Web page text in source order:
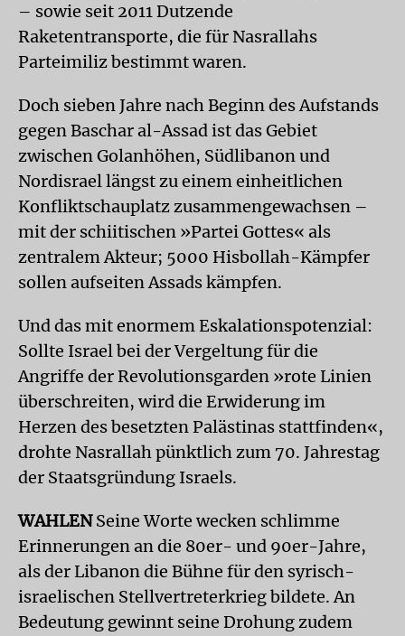
– sowie seit 2011 Dutzende
Raketentransporte, die für Nasrallahs
Parteimiliz bestimmt waren.
Doch sieben Jahre nach Beginn des Aufstands
gegen Baschar al-Assad ist das Gebiet
zwischen Golanhöhen, Südlibanon und
Nordisrael längst zu einem einheitlichen
Konfliktschauplatz zusammengewachsen –
mit der schiitischen »Partei Gottes« als
zentralem Akteur; 5000 Hisbollah-Kämpfer
sollen aufseiten Assads kämpfen.
Und das mit enormem Eskalationspotenzial:
Sollte Israel bei der Vergeltung für die
Angriffe der Revolutionsgarden »rote Linien
überschreiten, wird die Erwiderung im
Herzen des besetzten Palästinas stattfinden«,
drohte Nasrallah pünktlich zum 70. Jahrestag
der Staatsgründung Israels.
WAHLENSeine Worte wecken schlimme
Erinnerungen an die 80er- und 90er-Jahre,
als der Libanon die Bühne für den syrisch-
israelischen Stellvertreterkrieg bildete. An
Bedeutung gewinnt seine Drohung zu­dem